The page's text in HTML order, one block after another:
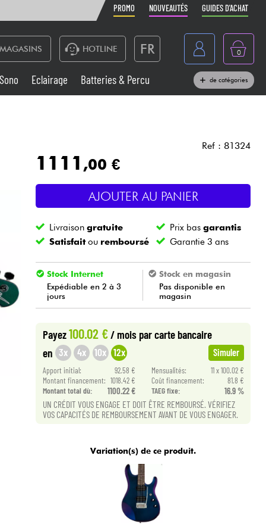
PROMO NOUVEAUTÉS GUIDES D'ACHAT
HOTLINE FR
Belgique
België
Nederland
0
Sono
Vents
Câbles & Access.
Sono Eclairage Batteries & Percu de catégories
Ref : 81324
1111 ,00 €
AJOUTER AU PANIER
Livraisongratuite Prix bas garantis
Satisfaitou remboursé Garantie 3 ans
Stock Internet
Expédiable en 2 à 3
jours
Stock en magasin
Pas disponible en
magasin
Payez100.02 €/ mois par carte bancaire
en 3x 4x 10x 12x Simuler
Apport initial: 92.58 € Mensualités:
11 x 100.02 €
Montant financement: 1018.42 € Coût financement:
81.8 €
Montant total dù:
1100.22 € TAEG fixe: 16.9 %
UN CRÉDIT VOUS ENGAGE ET DOIT ÊTRE REMBOURSÉ. VÉRIFIEZ
VOS CAPACITÉS DE REMBOURSEMENT AVANT DE VOUS ENGAGER.
Variation(s) de ce produit.